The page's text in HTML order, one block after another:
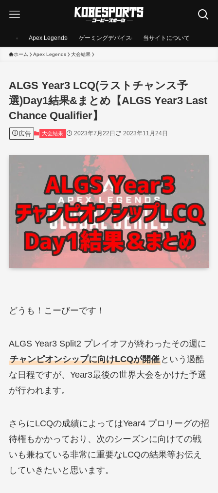
Apex Legends ゲーミングデバイス 当サイトについて
ホーム Apex Legends 大会結果
ALGS Year3 LCQ(ラストチャンス予
選)Day1結果&まとめ【ALGS Year3 Last
Chance Qualifier】
広告 大会結果 2023年7月22日 2023年11月24日
どうも！こーびーです！
ALGS Year3 Split2 プレイオフが終わったその週に
チャンピオンシップに向けLCQが開催という過酷
な日程ですが、Year3最後の世界大会をかけた予選
が行われます。
さらにLCQの成績によってはYear4 プロリーグの招
待権もかかっており、次のシーズンに向けての戦
いも兼ねている非常に重要なLCQの結果等お伝え
していきたいと思います。